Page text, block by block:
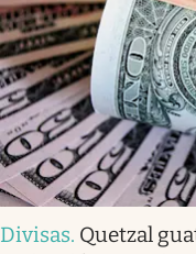
Divisas. Quetzal